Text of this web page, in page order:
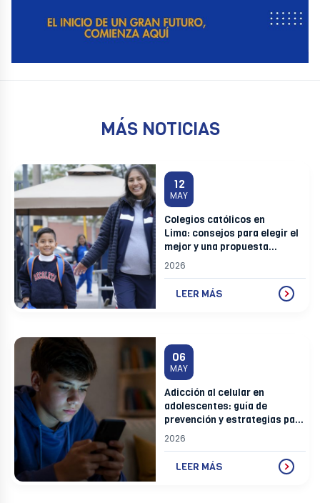
MÁS NOTICIAS
12
MAY
Colegios católicos en
Lima: consejos para elegir el
mejor y una propuesta
formativa integral
2026
LEER MÁS
06
MAY
Adicción al celular en
adolescentes: guía de
prevención y estrategias para
padres
2026
LEER MÁS